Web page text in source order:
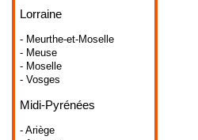
Lorraine
- Meurthe-et-Moselle
- Meuse
- Moselle
- Vosges
Midi-Pyrénées
- Ariège